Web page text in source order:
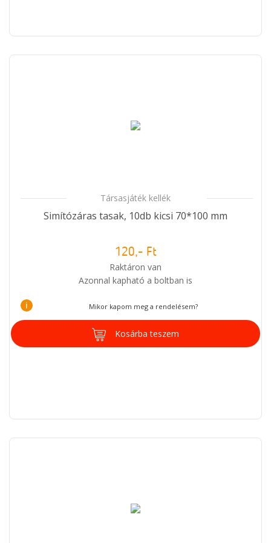
Társasjáték kellék
Simítózáras tasak, 10db kicsi 70*100 mm
120,- Ft
Raktáron van
Azonnal kapható a boltban is
i Mikor kapom meg a rendelésem?
Kosárba teszem